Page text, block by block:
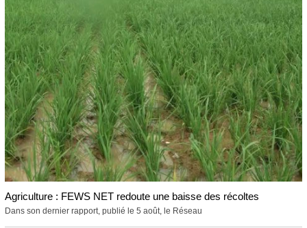
Agriculture : FEWS NET redoute une baisse des récoltes
Dans son dernier rapport, publié le 5 août, le Réseau